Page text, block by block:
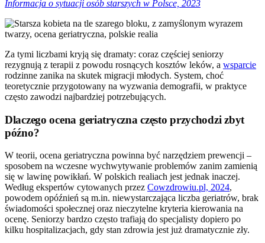
Informacja o sytuacji osób starszych w Polsce, 2023
Za tymi liczbami kryją się dramaty: coraz częściej seniorzy
rezygnują z terapii z powodu rosnących kosztów leków, a wsparcie
rodzinne zanika na skutek migracji młodych. System, choć
teoretycznie przygotowany na wyzwania demografii, w praktyce
często zawodzi najbardziej potrzebujących.
Dlaczego ocena geriatryczna często przychodzi zbyt
późno?
W teorii, ocena geriatryczna powinna być narzędziem prewencji –
sposobem na wczesne wychwytywanie problemów zanim zamienią
się w lawinę powikłań. W polskich realiach jest jednak inaczej.
Według ekspertów cytowanych przez Cowzdrowiu.pl, 2024,
powodem opóźnień są m.in. niewystarczająca liczba geriatrów, brak
świadomości społecznej oraz nieczytelne kryteria kierowania na
ocenę. Seniorzy bardzo często trafiają do specjalisty dopiero po
kilku hospitalizacjach, gdy stan zdrowia jest już dramatycznie zły.